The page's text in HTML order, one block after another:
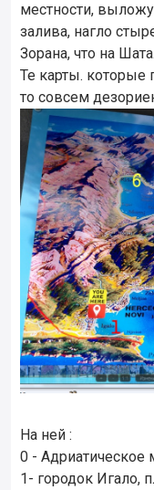
местности, выложу
залива, нагло
Зорана, что на
Те карты. которые
то совсем
На ней :
0 - Адриатическое
1- городок Игало,